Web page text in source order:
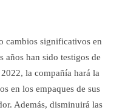
cambios significativos en
han sido testigos de
la compañía hará la
en los empaques de sus
Además, disminuirá las